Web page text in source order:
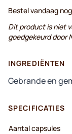
Bestel vandaag
Dit product is niet
goedgekeurd door
INGREDIËNTEN
Gebrande en
SPECIFICATIES
Aantal capsules